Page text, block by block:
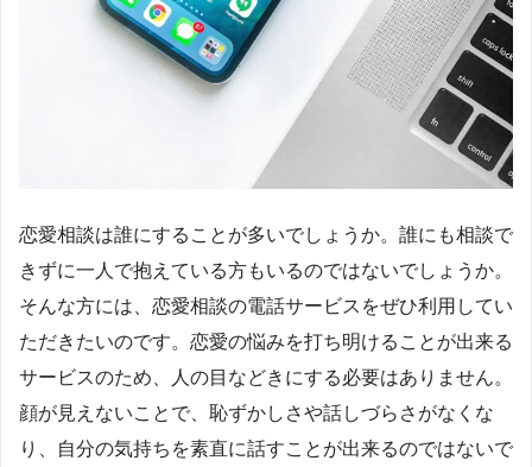
恋愛相談は誰にすることが多いでしょうか。誰にも相談で
きずに一人で抱えている方もいるのではないでしょうか。
そんな方には、恋愛相談の電話サービスをぜひ利用してい
ただきたいのです。恋愛の悩みを打ち明けることが出来る
サービスのため、人の目などきにする必要はありません。
顔が見えないことで、恥ずかしさや話しづらさがなくな
り、自分の気持ちを素直に話すことが出来るのではないで